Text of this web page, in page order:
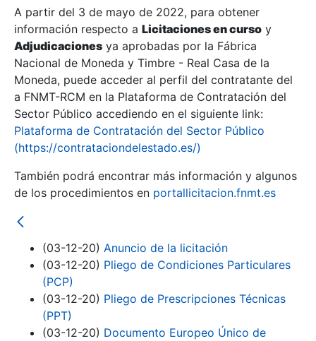
Show/Hide
Show/Hide
Show/Hide
A partir del 3 de mayo de 2022, para obtener
información respecto a Licitaciones en curso y
Adjudicaciones ya aprobadas por la Fábrica
Nacional de Moneda y Timbre - Real Casa de la
Moneda, puede acceder al perfil del contratante del
a FNMT-RCM en la Plataforma de Contratación del
Sector Público accediendo en el siguiente link:
Plataforma de Contratación del Sector Público
(https://contrataciondelestado.es/)
También podrá encontrar más información y algunos
de los procedimientos en portallicitacion.fnmt.es
(03-12-20) Anuncio de la licitación
(03-12-20) Pliego de Condiciones Particulares
(PCP)
(03-12-20) Pliego de Prescripciones Técnicas
(PPT)
(03-12-20) Documento Europeo Único de